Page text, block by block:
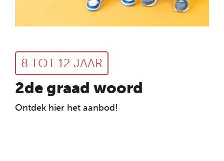
8 TOT 12 JAAR
2de graad woord
Ontdek hier het aanbod!